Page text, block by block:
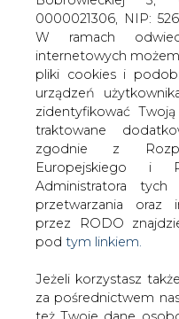
WŁĄCZ
0000021306, NIP:
W ramach
internetowych
pliki cookies i
urządzeń
zidentyfikować
traktowane
zgodnie z
Europejskiego i
Administratora
przetwarzania oraz
przez RODO
pod tym linkiem.
Jeżeli korzystasz
za pośrednictwem
też Twoje dane